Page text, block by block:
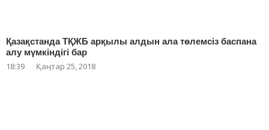
Қазақстанда ТҚЖБ арқылы алдын ала төлемсіз баспана
алу мүмкіндігі бар
18:39 Қаңтар 25, 2018